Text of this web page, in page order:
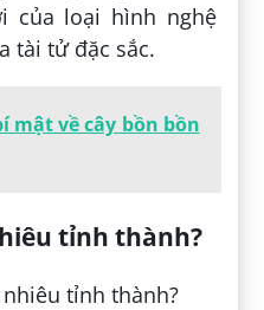
của loại hình nghệ
tài tử đặc sắc.
mật về cây bồn bồn
tỉnh thành?